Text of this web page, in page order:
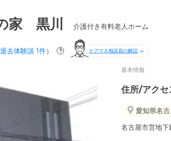
家 黒川 介護付き有料老人ホーム
去体験談 1件） ? ケアマネ相談員の解説
基本情報
住所/アクセ
愛知県名
名古屋市営地